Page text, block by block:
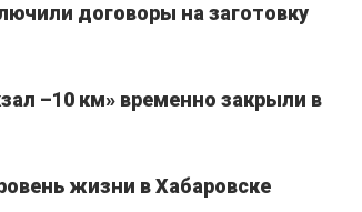
договоры на заготовку
–10 км» временно закрыли в
жизни в Хабаровске